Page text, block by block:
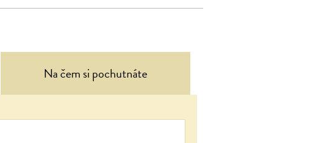
Na čem si pochutnáte